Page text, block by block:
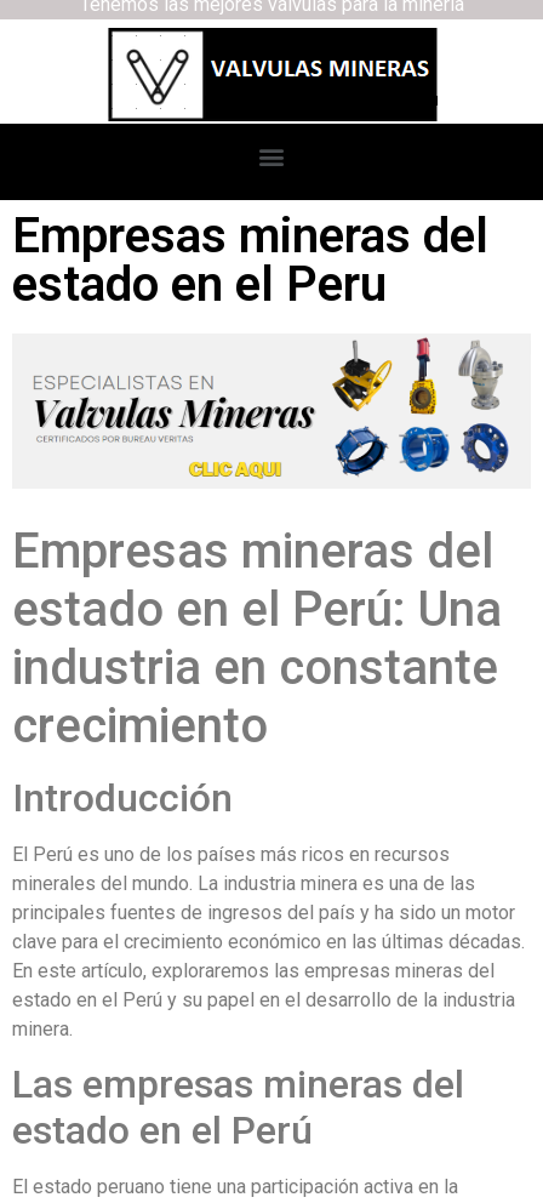
Empresas mineras del
estado en el Peru
Empresas mineras del
estado en el Perú: Una
industria en constante
crecimiento
Introducción
El Perú es uno de los países más ricos en recursos
minerales del mundo. La industria minera es una de las
principales fuentes de ingresos del país y ha sido un motor
clave para el crecimiento económico en las últimas décadas.
En este artículo, exploraremos las empresas mineras del
estado en el Perú y su papel en el desarrollo de la industria
minera.
Las empresas mineras del
estado en el Perú
El estado peruano tiene una participación activa en la